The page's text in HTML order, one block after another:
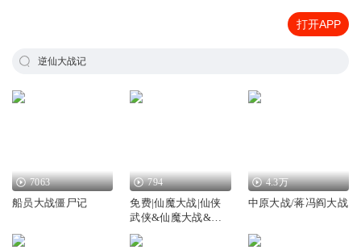
打开APP
逆仙大战记
7063
船员大战僵尸记
794
免费|仙魔大战|仙侠
武侠&仙魔大战&逝
去
4.3万
中原大战/蒋冯阎大战